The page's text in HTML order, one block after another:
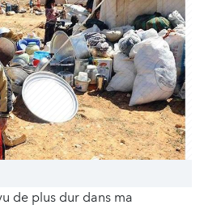
de plus dur dans ma